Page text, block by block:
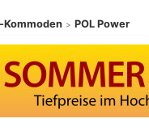
Kommoden > POL Power